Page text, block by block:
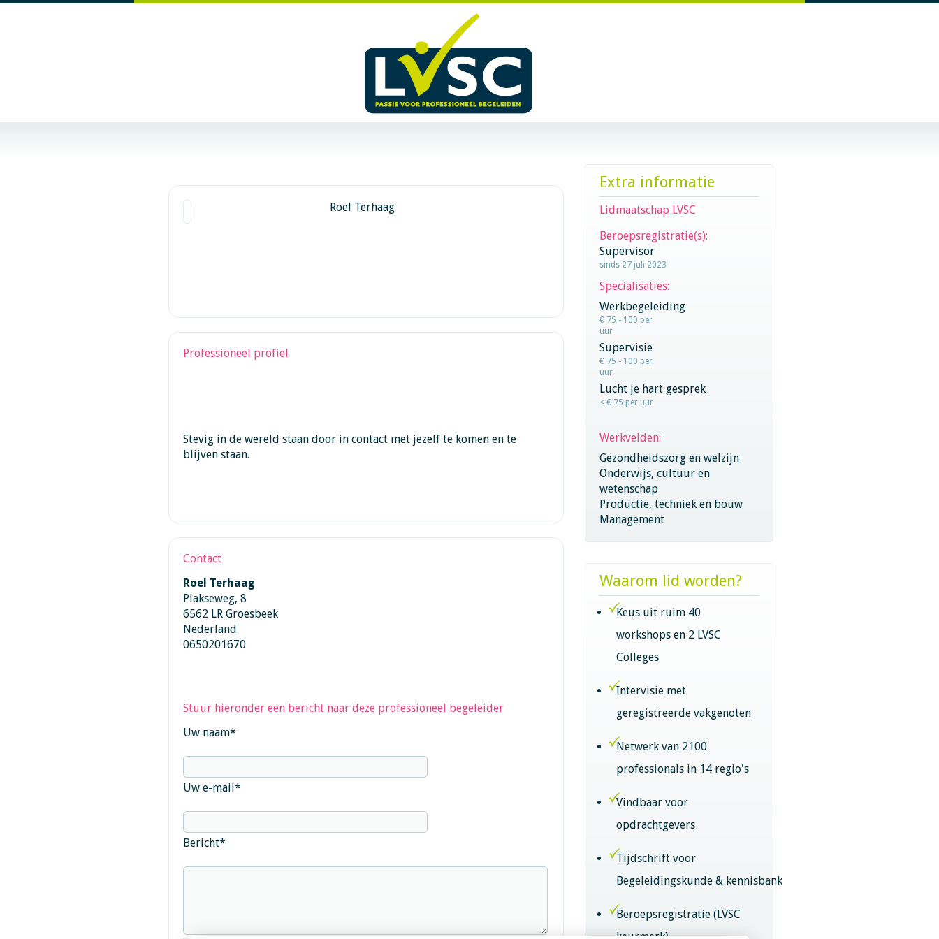
Roel Terhaag
Professioneel profiel
Stevig in de wereld staan door in contact met jezelf te komen en te
blijven staan.
Contact
Roel Terhaag
Plakseweg, 8
6562 LR Groesbeek
Nederland
0650201670
Stuur hieronder een bericht naar deze professioneel begeleider
Uw naam*
Uw e-mail*
Bericht*
Extra informatie
Lidmaatschap LVSC
Beroepsregistratie(s):
Supervisor
sinds 27 juli 2023
Specialisaties:
Werkbegeleiding
€ 75 - 100 per
uur
Supervisie
€ 75 - 100 per
uur
Lucht je hart gesprek
< € 75 per uur
Werkvelden:
Gezondheidszorg en welzijn
Onderwijs, cultuur en
wetenschap
Productie, techniek en bouw
Management
Waarom lid worden?
Keus uit ruim 40
workshops en 2 LVSC
Colleges
Intervisie met
geregistreerde vakgenoten
Netwerk van 2100
professionals in 14 regio's
Vindbaar voor
opdrachtgevers
Tijdschrift voor
Begeleidingskunde & kennisbank
Beroepsregistratie (LVSC